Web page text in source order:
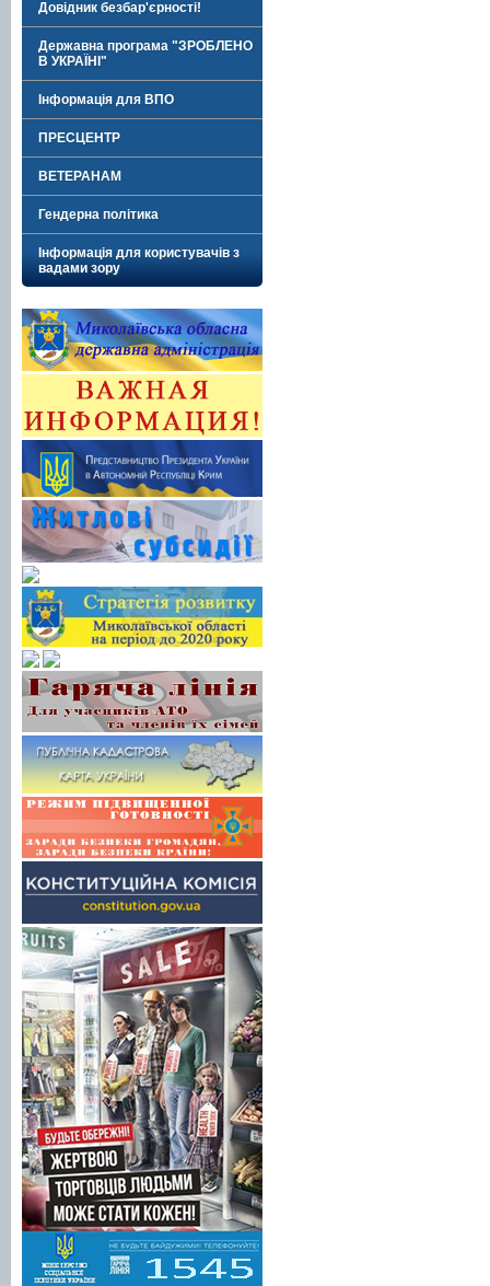
Довідник безбар'єрності!
Державна програма "ЗРОБЛЕНО
В УКРАЇНІ"
Інформація для ВПО
ПРЕСЦЕНТР
ВЕТЕРАНАМ
Гендерна політика
Інформація для користувачів з
вадами зору